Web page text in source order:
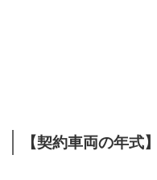
【契約車両の年式